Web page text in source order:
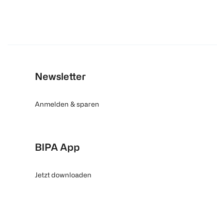
Newsletter
Anmelden & sparen
BIPA App
Jetzt downloaden